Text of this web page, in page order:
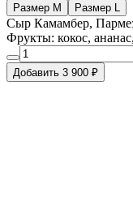
Размер М Размер L
Сыр Камамбер,
Фрукты: кокос,
Добавить 3 900 ₽